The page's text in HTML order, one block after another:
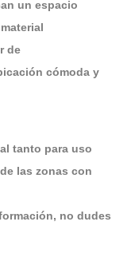
un espacio
de
cómoda y
tanto para uso
las zonas con
no dudes